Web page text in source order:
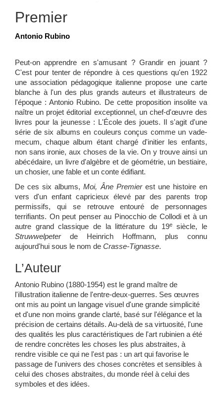
Premier
Antonio Rubino
Peut-on apprendre en s'amusant ? Grandir en jouant ?
C'est pour tenter de répondre à ces questions qu'en 1922
une association pédagogique italienne propose une carte
blanche à l'un des plus grands auteurs et illustrateurs de
l'époque : Antonio Rubino. De cette proposition insolite va
naître un projet éditorial exceptionnel, un chef-d'œuvre des
livres pour la jeunesse : L'École des jouets. Il s'agit d'une
série de six albums en couleurs conçus comme un vade-
mecum, chaque album étant chargé d'initier les enfants,
non sans ironie, aux choses de la vie. On y trouve ainsi un
abécédaire, un livre d'algèbre et de géométrie, un bestiaire,
un chosier, une fable et un conte édifiant.
De ces six albums,Moi, Âne Premierest une histoire en
vers d'un enfant capricieux élevé par des parents trop
permissifs, qui se retrouve entouré de personnages
terrifiants. On peut penser au Pinocchio de Collodi et à un
autre grand classique de la littérature du 19esiècle, le
Struwwelpeterde Heinrich Hoffmann, plus connu
aujourd'hui sous le nom de Crasse-Tignasse.
L’Auteur
Antonio Rubino (1880-1954) est le grand maître de
l'illustration italienne de l'entre-deux-guerres. Ses œuvres
ont mis au point un langage visuel d'une grande simplicité
et d'une non moins grande clarté, basé sur l'élégance et la
précision de certains détails. Au-delà de sa virtuosité, l'une
des qualités les plus caractéristiques de l'art rubinien a été
de rendre concrètes les choses les plus abstraites, à
rendre visible ce qui ne l'est pas : un art qui favorise le
passage de l'univers des choses concrètes et sensibles à
celui des choses abstraites, du monde réel à celui des
symboles et des idées.